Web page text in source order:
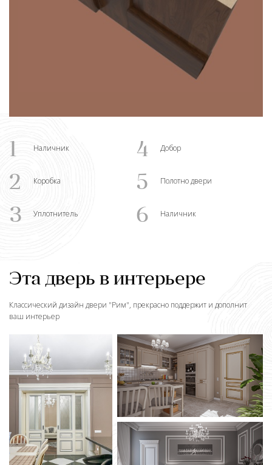
1 Наличник 4 Добор
2 Коробка 5 Полотно двери
3 Уплотнитель 6 Наличник
Эта дверь в интерьере
Классический дизайн двери "Рим", прекрасно поддержит и дополнит
ваш интерьер